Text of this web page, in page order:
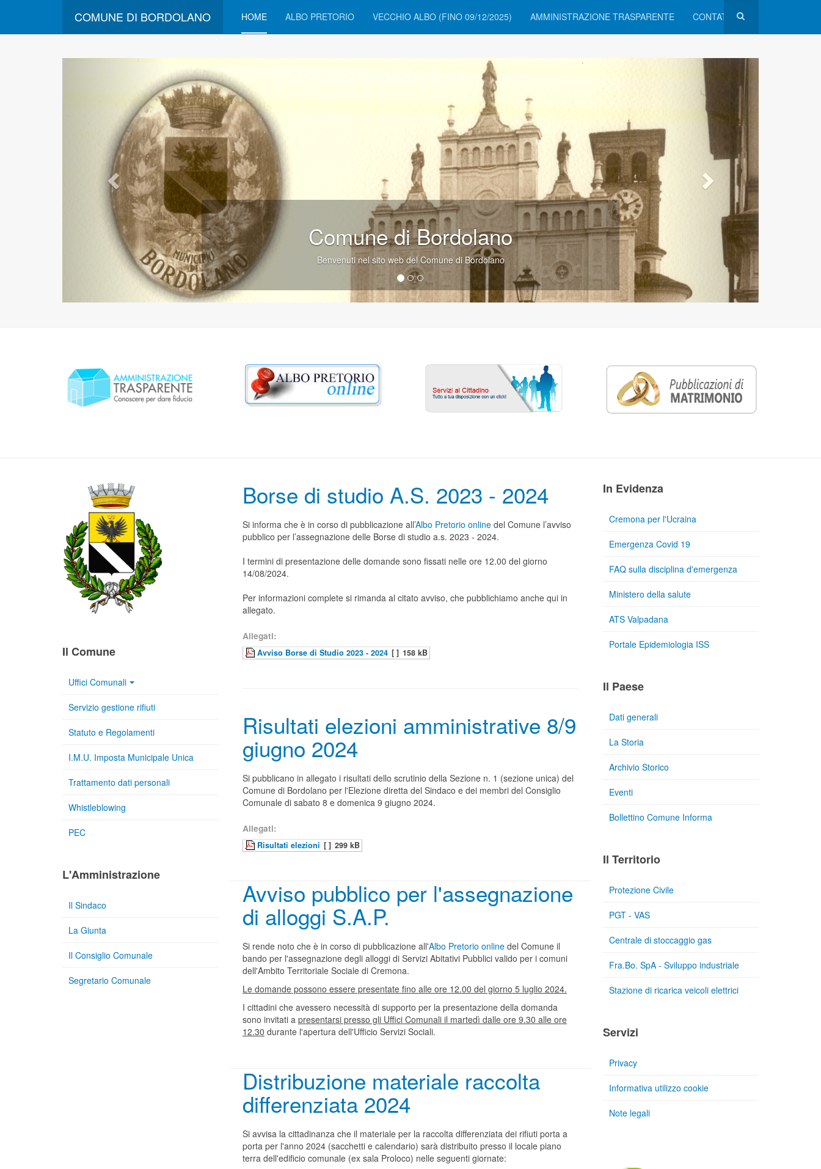
COMUNE DI BORDOLANO HOME ALBO PRETORIO VECCHIO ALBO (FINO 09/12/2025) AMMINISTRAZIONE TRASPARENTE CONTATTI
Comune di Bordolano
Benvenuti nel sito web del Comune di Bordolano
Borse di studio A.S. 2023 - 2024
Si informa che è in corso di pubblicazione all’Albo Pretorio online del Comune l’avviso
pubblico per l’assegnazione delle Borse di studio a.s. 2023 - 2024.
I termini di presentazione delle domande sono fissati nelle ore 12.00 del giorno
14/08/2024.
Per informazioni complete si rimanda al citato avviso, che pubblichiamo anche qui in
allegato.
Allegati:
Avviso Borse di Studio 2023 - 2024 [ ] 158 kB
Risultati elezioni amministrative 8/9
giugno 2024
Si pubblicano in allegato i risultati dello scrutinio della Sezione n. 1 (sezione unica) del
Comune di Bordolano per l'Elezione diretta del Sindaco e dei membri del Consiglio
Comunale di sabato 8 e domenica 9 giugno 2024.
Allegati:
Risultati elezioni [ ] 299 kB
Avviso pubblico per l'assegnazione
di alloggi S.A.P.
Si rende noto che è in corso di pubblicazione all'Albo Pretorio online del Comune il
bando per l'assegnazione degli alloggi di Servizi Abitativi Pubblici valido per i comuni
dell'Ambito Territoriale Sociale di Cremona.
Le domande possono essere presentate fino alle ore 12.00 del giorno 5 luglio 2024.
I cittadini che avessero necessità di supporto per la presentazione della domanda
sono invitati a presentarsi presso gli Uffici Comunali il martedì dalle ore 9.30 alle ore
12.30 durante l'apertura dell'Ufficio Servizi Sociali.
Distribuzione materiale raccolta
differenziata 2024
Si avvisa la cittadinanza che il materiale per la raccolta differenziata dei rifiuti porta a
porta per l'anno 2024 (sacchetti e calendario) sarà distribuito presso il locale piano
terra dell'edificio comunale (ex sala Proloco) nelle seguenti giornate:
Il Comune
Uffici Comunali
Servizio gestione rifiuti
Statuto e Regolamenti
I.M.U. Imposta Municipale Unica
Trattamento dati personali
Whistleblowing
PEC
L'Amministrazione
Il Sindaco
La Giunta
Il Consiglio Comunale
Segretario Comunale
In Evidenza
Cremona per l'Ucraina
Emergenza Covid 19
FAQ sulla disciplina d'emergenza
Ministero della salute
ATS Valpadana
Portale Epidemiologia ISS
Il Paese
Dati generali
La Storia
Archivio Storico
Eventi
Bollettino Comune Informa
Il Territorio
Protezione Civile
PGT - VAS
Centrale di stoccaggio gas
Fra.Bo. SpA - Sviluppo industriale
Stazione di ricarica veicoli elettrici
Servizi
Privacy
Informativa utilizzo cookie
Note legali